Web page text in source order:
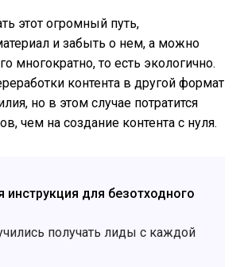
этот огромный путь,
и забыть о нем, а можно
многократно, то есть экологично.
контента в другой формат
но в этом случае потратится
чем на создание контента с нуля.
инструкция для безотходного
получать лиды с каждой